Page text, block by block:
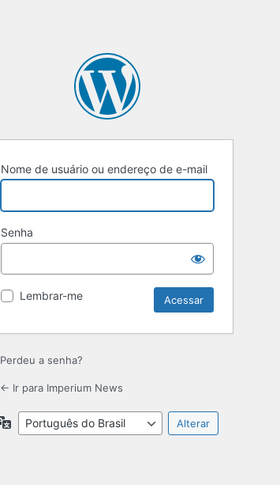
Nome de usuário ou endereço de e-mail
Senha
Lembrar-me
Perdeu a senha?
← Ir para Imperium News
Idioma